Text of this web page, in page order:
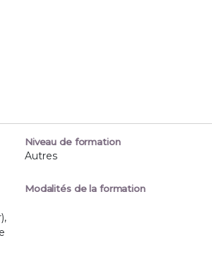
Niveau de formation
Autres
Modalités de la formation